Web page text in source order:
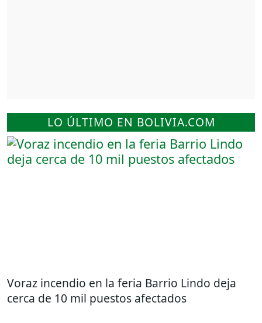
LO ÚLTIMO EN BOLIVIA.COM
Voraz incendio en la feria Barrio Lindo deja
cerca de 10 mil puestos afectados